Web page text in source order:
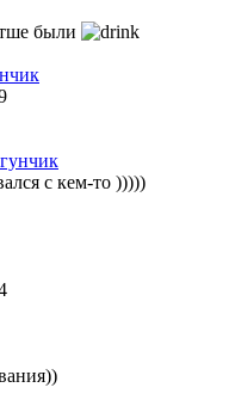
были
с кем-то )))))